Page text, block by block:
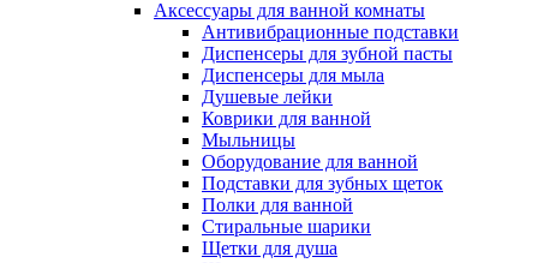
Аксессуары для ванной комнаты
Антивибрационные подставки
Диспенсеры для зубной пасты
Диспенсеры для мыла
Душевые лейки
Коврики для ванной
Мыльницы
Оборудование для ванной
Подставки для зубных щеток
Полки для ванной
Стиральные шарики
Щетки для душа